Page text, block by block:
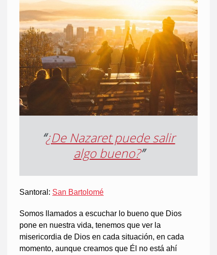
“¿De Nazaret puede salir
algo bueno?”
Santoral: San Bartolomé
Somos llamados a escuchar lo bueno que Dios
pone en nuestra vida, tenemos que ver la
misericordia de Dios en cada situación, en cada
momento, aunque creamos que Él no está ahí